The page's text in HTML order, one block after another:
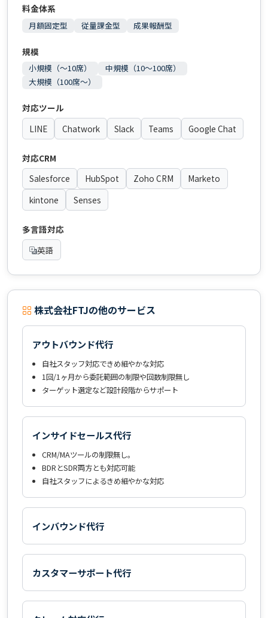
料金体系
月額固定型 従量課金型 成果報酬型
規模
小規模（〜10席）
中規模（10〜100席）
大規模（100席〜）
対応ツール
LINE
Chatwork Slack Teams Google Chat
対応CRM
Salesforce
HubSpot Zoho CRM
Marketo
kintone
Senses
多言語対応
英語
株式会社FTJの他のサービス
アウトバウンド代行
自社スタッフ対応できめ細やかな対応
1回/1ヶ月から委託範囲の制限や回数制限無し
ターゲット選定など設計段階からサポート
インサイドセールス代行
CRM/MAツールの制限無し。
BDRとSDR両方とも対応可能
自社スタッフによるきめ細やかな対応
インバウンド代行
カスタマーサポート代行